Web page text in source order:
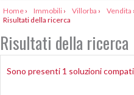
Home › Immobili › Villorba › Vendita ›
Risultati della ricerca
Risultati della ricerca
Sono presenti 1 soluzioni